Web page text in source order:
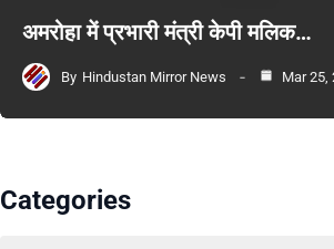
अमरोहा में प्रभारी मंत्री केपी मलिक…
By Hindustan Mirror News Mar 25,
Categories